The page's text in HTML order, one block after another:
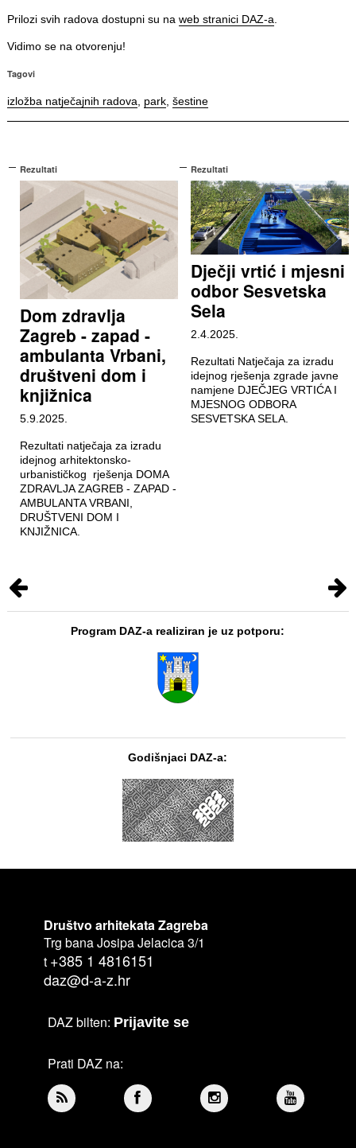
Prilozi svih radova dostupni su na web stranici DAZ-a
Vidimo se na otvorenju!
Tagovi
izložba natječajnih radova park, šestine
Rezultati
Dom zdravlja
Zagreb - zapad -
ambulanta Vrbani,
društveni dom i
knjižnica
5.9.2025.
Rezultati natječaja za izradu
idejnog arhitektonsko-
urbanističkog rješenja DOMA
ZDRAVLJA ZAGREB - ZAPAD -
AMBULANTA VRBANI,
DRUŠTVENI DOM I
KNJIŽNICA.
Rezultati
Dječji vrtić i mjesni
odbor Sesvetska
Sela
2.4.2025.
Rezultati Natječaja za izradu
idejnog rješenja zgrade javne
namjene DJEČJEG VRTIĆA I
MJESNOG ODBORA
SESVETSKA SELA.
Program DAZ-a realiziran je uz potporu:
Godišnjaci DAZ-a:
Društvo arhitekata Zagreba
Trg bana Josipa Jelacica 3/1
t +385 1 4816151
daz@d-a-z.hr
DAZ bilten: Prijavite se
Prati DAZ na: